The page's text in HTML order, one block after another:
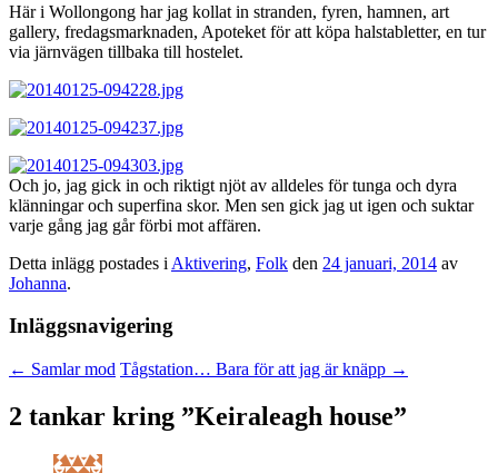
Här i Wollongong har jag kollat in stranden, fyren, hamnen, art
gallery, fredagsmarknaden, Apoteket för att köpa halstabletter, en tur
via järnvägen tillbaka till hostelet.
Och jo, jag gick in och riktigt njöt av alldeles för tunga och dyra
klänningar och superfina skor. Men sen gick jag ut igen och suktar
varje gång jag går förbi mot affären.
Detta inlägg postades i Aktivering, Folk den 24 januari, 2014 av
Johanna.
Inläggsnavigering
← Samlar mod Tågstation… Bara för att jag är knäpp →
2 tankar kring ”Keiraleagh house”